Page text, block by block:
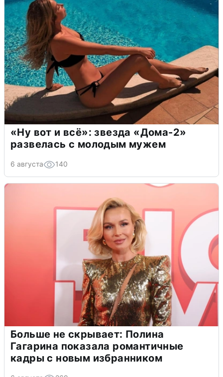
«Ну вот и всё»: звезда «Дома-2»
развелась с молодым мужем
6 августа 140
Больше не скрывает: Полина
Гагарина показала романтичные
кадры с новым избранником